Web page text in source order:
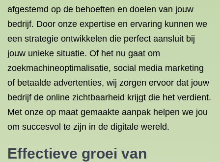
afgestemd op de behoeften en doelen van jouw
bedrijf. Door onze expertise en ervaring kunnen we
een strategie ontwikkelen die perfect aansluit bij
jouw unieke situatie. Of het nu gaat om
zoekmachineoptimalisatie, social media marketing
of betaalde advertenties, wij zorgen ervoor dat jouw
bedrijf de online zichtbaarheid krijgt die het verdient.
Met onze op maat gemaakte aanpak helpen we jou
om succesvol te zijn in de digitale wereld.
Effectieve groei van